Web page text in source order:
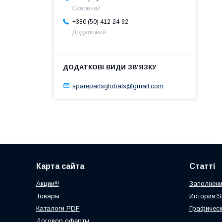
Основний
+380 (50) 412-24-92
Додатковий
sparepartsglobals@gmail.com
Карта сайта
Акции!!!
Товары
Каталоги PDF
Статті
История